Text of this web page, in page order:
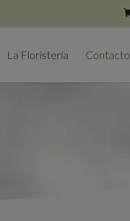
La Floristería Contacto